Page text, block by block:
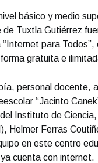
básico y medio
de Tuxtla Gutiérrez
para Todos”,
gratuita e
personal docente,
“Jacinto
Instituto de
Helmer Ferras
en este centro
cuenta con internet.